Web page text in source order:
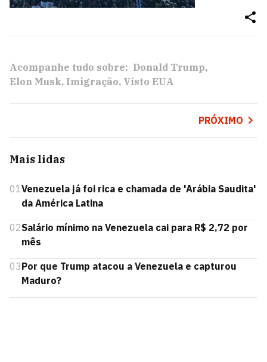
Acompanhe tudo sobre: Donald Trump
Elon Musk Imigração Visto EUA
PRÓXIMO
Mais lidas
01Venezuela já foi rica e chamada de 'Arábia Saudita'
da América Latina
02Salário mínimo na Venezuela cai para R$ 2,72 por
mês
03Por que Trump atacou a Venezuela e capturou
Maduro?